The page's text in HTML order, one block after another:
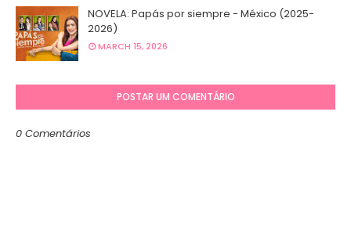
NOVELA: Papás por siempre - México (2025-
2026)
MARCH 15, 2026
POSTAR UM COMENTÁRIO
0 Comentários